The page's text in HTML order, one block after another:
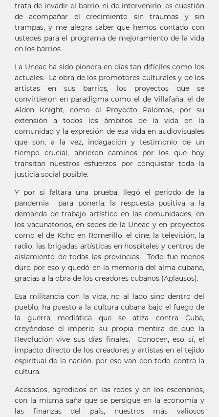
trata de invadir el barrio ni de intervenirlo, es cuestión
de acompañar el crecimiento sin traumas y sin
trampas, y me alegra saber que hemos contado con
ustedes para el programa de mejoramiento de la vida
en los barrios.
La Uneac ha sido pionera en días tan difíciles como los
actuales. La obra de los promotores culturales y de los
artistas en sus barrios, los proyectos que se
convirtieron en paradigma como el de Villafaña, el de
Alden Knight, como el Proyecto Palomas, por su
extensión a todos los ámbitos de la vida en la
comunidad y la expresión de esa vida en audiovisuales
que son, a la vez, indagación y testimonio de un
tiempo crucial, abrieron caminos por los que hoy
transitan nuestros esfuerzos por conquistar toda la
justicia social posible.
Y por si faltara una prueba, llegó el periodo de la
pandemia para ponerla: la respuesta positiva a la
demanda de trabajo artístico en las comunidades, en
los vacunatorios, en sedes de la Uneac y en proyectos
como el de Kcho en Romerillo, el cine, la televisión, la
radio, las brigadas artísticas en hospitales y centros de
aislamiento de todas las provincias. Todo fue menos
duro por eso y quedó en la memoria del alma cubana,
gracias a la obra de los creadores cubanos (Aplausos).
Esa militancia con la vida, no al lado sino dentro del
pueblo, ha puesto a la cultura cubana bajo el fuego de
la guerra mediática que se atiza contra Cuba,
creyéndose el imperio su propia mentira de que la
Revolución vive sus días finales. Conocen, eso sí, el
impacto directo de los creadores y artistas en el tejido
espiritual de la nación, por eso van con todo contra la
cultura.
Acosados, agredidos en las redes y en los escenarios,
con la misma saña que se persigue en la economía y
las finanzas del país, nuestros más valiosos